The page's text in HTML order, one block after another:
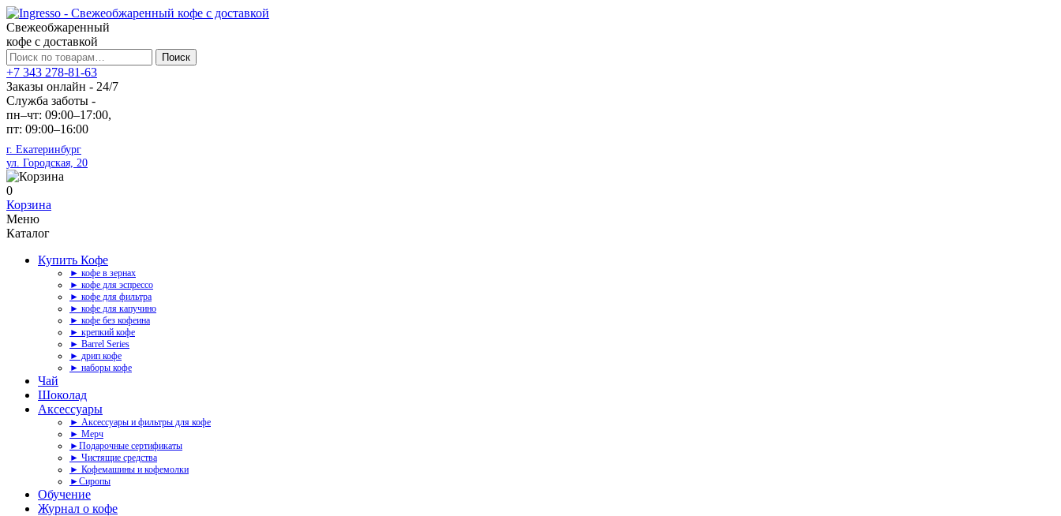
Свежеобжаренный
кофе с доставкой
Искать:
Поиск
+7 343 278-81-63
Заказы онлайн - 24/7
Служба заботы -
пн–чт: 09:00–17:00,
пт: 09:00–16:00
г. Екатеринбург
ул. Городская, 20
0
Корзина
Меню
Каталог
Купить Кофе
► кофе в зернах
► кофе для эспрессо
► кофе для фильтра
► кофе для капучино
► кофе без кофеина
► крепкий кофе
► Barrel Series
► дрип кофе
► наборы кофе
Чай
Шоколад
Аксессуары
► Аксессуары и фильтры для кофе
► Мерч
►Подарочные сертификаты
► Чистящие средства
► Кофемашины и кофемолки
►Сиропы
Обучение
Журнал о кофе